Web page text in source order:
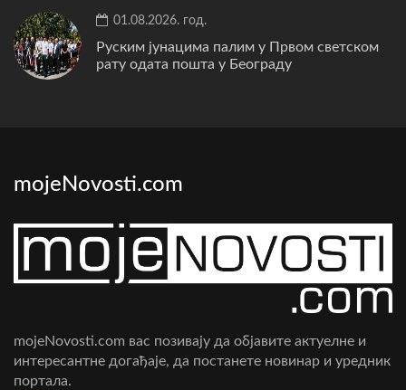
01.08.2026. год.
Руским јунацима палим у Првом светском
рату одата пошта у Београду
mojeNovosti.com
mojeNovosti.com вас позивају да објавите актуелне и
интересантне догађаје, да постанете новинар и уредник
портала.